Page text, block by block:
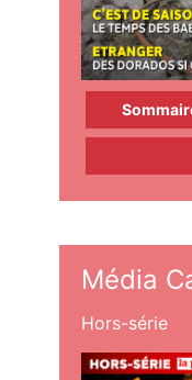
Média
Hors-série